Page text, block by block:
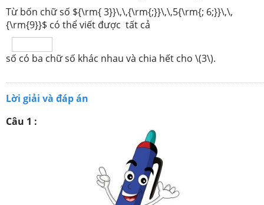
Từ bốn chữ số ${\rm{ 3}}\,\,{\rm{;}}\,\,5{\rm{; 6;}}\,\,
{\rm{9}}$ có thể viết được tất cả
số có ba chữ số khác nhau và chia hết cho \(3\).
Lời giải và đáp án
Câu 1 :